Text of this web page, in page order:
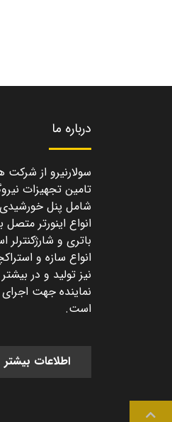
درباره ما
سولارنیرو از شرکت
تامین تجهیزات
شامل پنل
انواع اینورتر متصل
باتری و
انواع سازه و
نیز تولید و در
نماینده جهت
است.
اطلاعات بیشتر